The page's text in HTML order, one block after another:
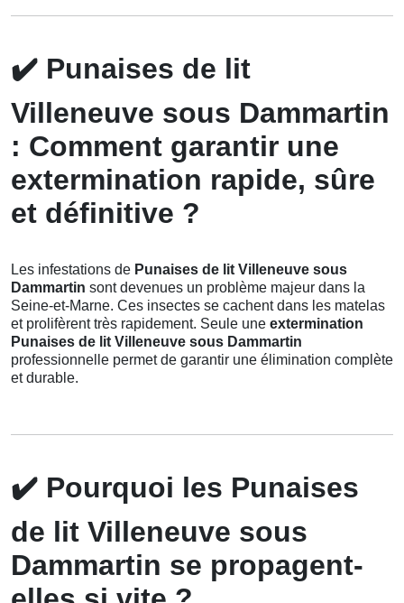
✔️ Punaises de lit
Villeneuve sous Dammartin
: Comment garantir une
extermination rapide, sûre
et définitive ?
Les infestations de Punaises de lit Villeneuve sous
Dammartin sont devenues un problème majeur dans la
Seine-et-Marne. Ces insectes se cachent dans les matelas
et prolifèrent très rapidement. Seule une extermination
Punaises de lit Villeneuve sous Dammartin
professionnelle permet de garantir une élimination complète
et durable.
✔️ Pourquoi les Punaises
de lit Villeneuve sous
Dammartin se propagent-